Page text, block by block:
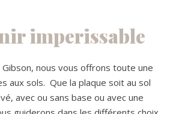
imperissable
nous vous offrons toute une
aux sols. Que la plaque soit au sol
avec ou sans base ou avec une